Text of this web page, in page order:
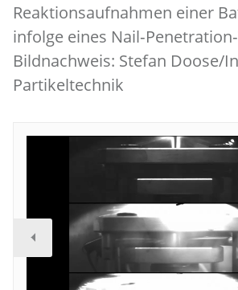
Reaktionsaufnahmen einer
infolge eines
Bildnachweis: Stefan Doose/
Partikeltechnik